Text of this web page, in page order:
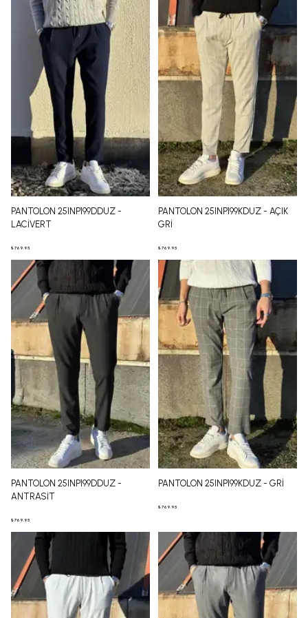
PANTOLON 25INP199DDUZ -
LACİVERT
₺ 769.95
PANTOLON 25INP199KDUZ - AÇIK
GRİ
₺ 769.95
PANTOLON 25INP199DDUZ -
ANTRASİT
₺ 769.95
PANTOLON 25INP199KDUZ - GRİ
₺ 769.95